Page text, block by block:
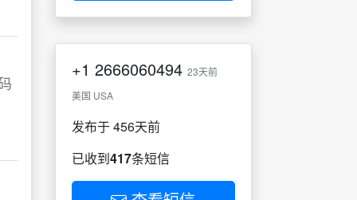
+1 2666060494 23天前
美国 USA
发布于 456天前
已收到417条短信